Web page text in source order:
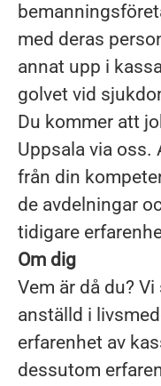
med deras
annat upp i
golvet vid
Du kommer att
Uppsala via
från din
de avdelningar
tidigare
Om dig
Vem är då du?
anställd i
erfarenhet av
dessutom